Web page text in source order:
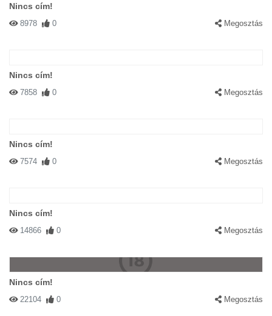
Nincs cím!
8978 0 Megosztás
Nincs cím!
7858 0 Megosztás
Nincs cím!
7574 0 Megosztás
Nincs cím!
14866 0 Megosztás
Nincs cím!
22104 0 Megosztás